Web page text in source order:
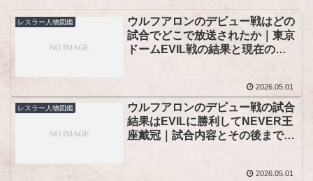
レスラー人物図鑑
ウルフアロンのデビュー戦はどの
試合でどこで放送されたか｜東京
ドームEVIL戦の結果と現在の視
2026.05.01
レスラー人物図鑑
ウルフアロンのデビュー戦の試合
結果はEVILに勝利してNEVER王
座戴冠｜試合内容とその後まで整
2026.05.01